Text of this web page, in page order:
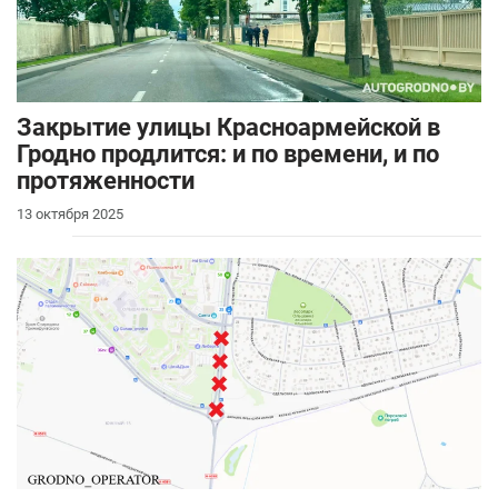
Закрытие улицы Красноармейской в
Гродно продлится: и по времени, и по
протяженности
13 октября 2025